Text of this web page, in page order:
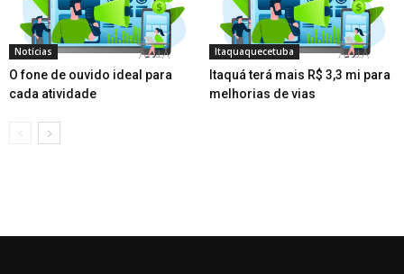
Notícias
O fone de ouvido ideal para
cada atividade
Itaquaquecetuba
Itaquá terá mais R$ 3,3 mi para
melhorias de vias